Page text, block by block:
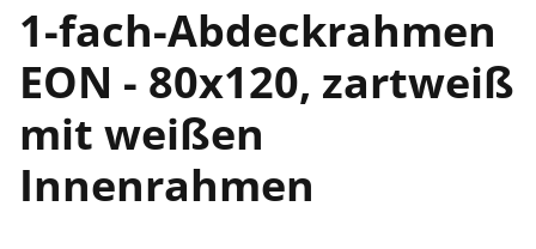
1-fach-Abdeckrahmen
EON - 80x120, zartweiß
mit weißen
Innenrahmen